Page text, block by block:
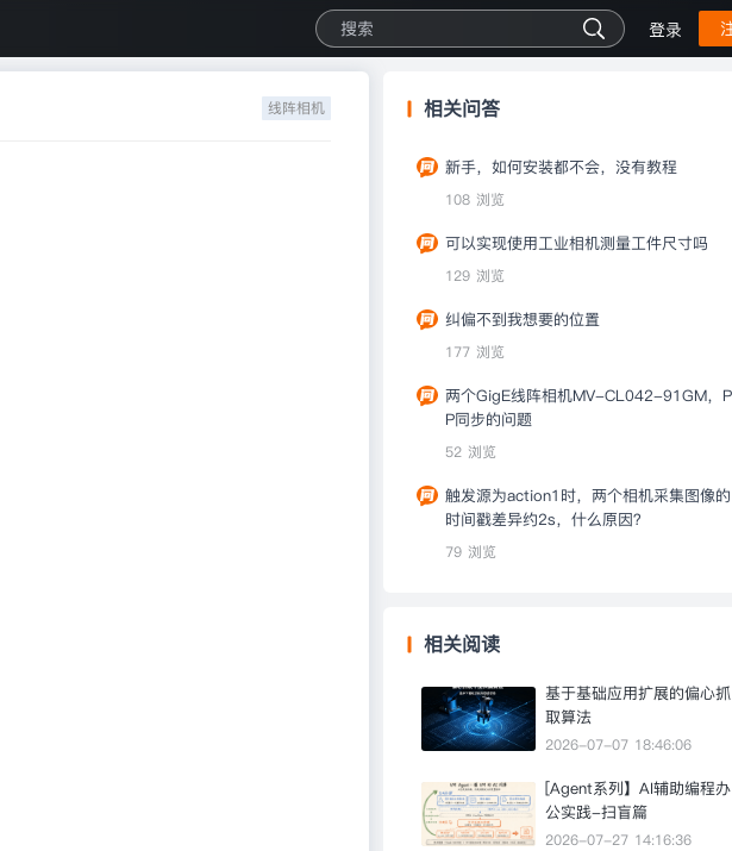
登录
线阵相机 相关问答
新手，如何安装都不会，没有教程
108 浏览
可以实现使用工业相机测量工件尺寸吗
129 浏览
纠偏不到我想要的位置
177 浏览
两个GigE线阵相机MV-CL042-91GM，
P同步的问题
52 浏览
触发源为action1时，两个相机采集图像的
时间戳差异约2s，什么原因？
79 浏览
相关阅读
基于基础应用扩展的偏心抓
取算法
2026-07-07 18:46:06
[Agent系列】AI辅助编程办
公实践-扫盲篇
2026-07-27 14:16:36